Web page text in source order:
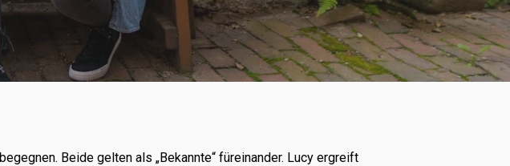
Beide gelten als „Bekannte“ füreinander. Lucy ergreift